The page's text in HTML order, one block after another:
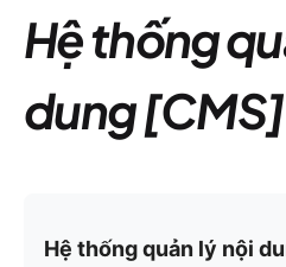
Hệ thống
dung [CMS]
Hệ thống quản lý nội